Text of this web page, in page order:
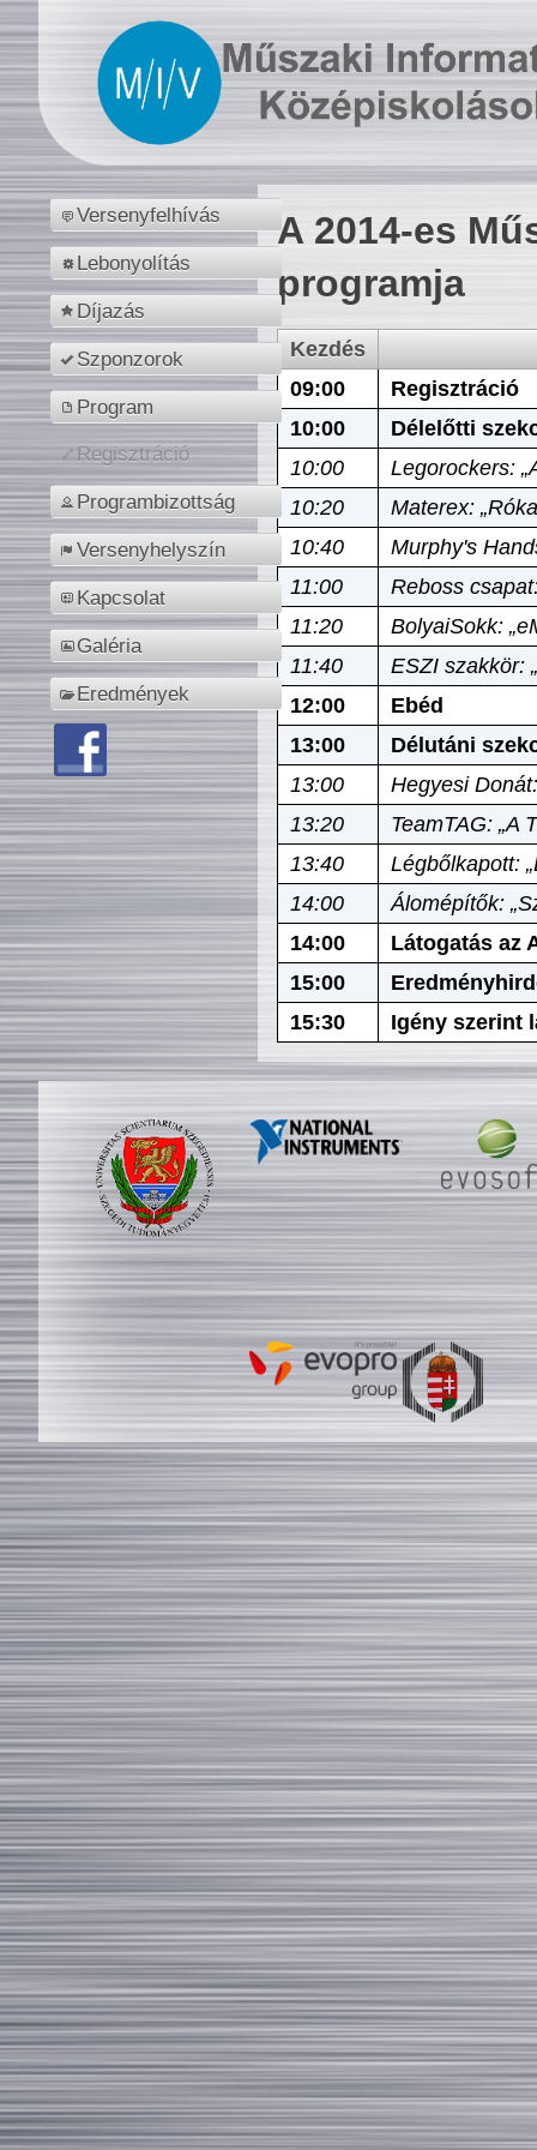
Versenyfelhívás
Lebonyolítás
Díjazás
Szponzorok
Program
Regisztráció
Programbizottság
Versenyhelyszín
Kapcsolat
Galéria
Eredmények
A 2014-es
programja
Kezdés
09:00
Regisztráció
10:00
Délelőtti
10:00
Legorockers:
10:20
Materex:
10:40
Murphy's
11:00
Reboss
11:20
BolyaiSokk:
11:40
ESZI szakkör:
12:00
Ebéd
13:00
Délutáni
13:00
Hegyesi
13:20
TeamTAG: „A
13:40
Légbőlkapott:
14:00
Álomépítők:
14:00
Látogatás az
15:00
15:30
Igény szerint